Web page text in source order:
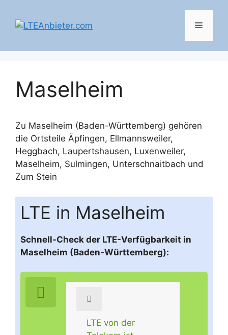
Inhalt
springen
Menü
Maselheim
Zu Maselheim (Baden-Württemberg) gehören
die Ortsteile Äpfingen, Ellmannsweiler,
Heggbach, Laupertshausen, Luxenweiler,
Maselheim, Sulmingen, Unterschnaitbach und
Zum Stein
LTE in Maselheim
Schnell-Check der LTE-Verfügbarkeit in
Maselheim (Baden-Württemberg):
LTE von der